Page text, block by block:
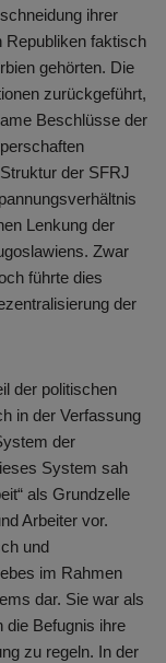
ihrer
Republiken faktisch
gehörten. Die
zurückgeführt,
Beschlüsse der
der SFRJ
Lenkung der
Zwar
führte dies
der
der politischen
in der Verfassung
der
System sah
als Grundzelle
Arbeiter vor.
und
im Rahmen
dar. Sie war als
die Befugnis ihre
zu regeln. In der